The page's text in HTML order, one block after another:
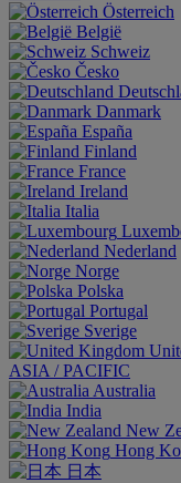
Österreich
België
Schweiz
Česko
Danmark
España
Finland
France
Ireland
Italia
Nederland
Norge
Polska
Portugal
Sverige
ASIA / PACIFIC
Australia
India
New
Hong
日本